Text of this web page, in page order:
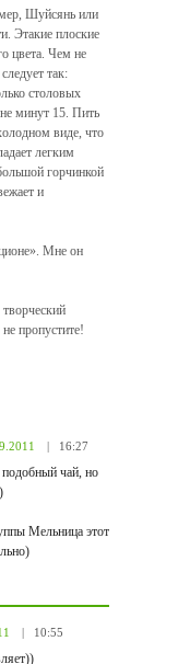
Шуйсянь или
Этакие плоские
цвета. Чем не
так:
столовых
минут 15. Пить
виде, что
легким
горчинкой
и
Мне он
пропустите!
16:27
чай, но
Мельница этот
10:55